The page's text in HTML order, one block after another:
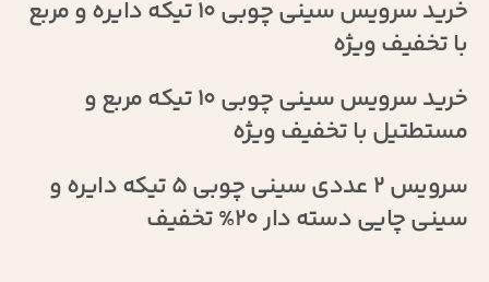
خرید سرویس سینی چوبی 10 تیکه دایره و مربع
با تخفیف ویژه
خرید سرویس سینی چوبی 10 تیکه مربع و
مستطتیل با تخفیف ویژه
سرویس 2 عددی سینی چوبی 5 تیکه دایره و
سینی چایی دسته دار 20% تخفیف